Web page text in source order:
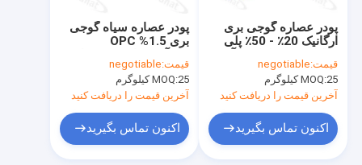
پودر عصاره سیاه گوجی
بری 1.5% OPC
ضد اکسیدان
قیمت:negotiable
MOQ:25 کیلوگرم
آخرین قیمت را دریافت کنید
اکنون تماس بگیرید
پودر عصاره گوجی بری
ارگانیک 20٪ - 50٪ پلی
برچسب تمیز
قیمت:negotiable
MOQ:25 کیلوگرم
آخرین قیمت را دریافت کنید
اکنون تماس بگیرید